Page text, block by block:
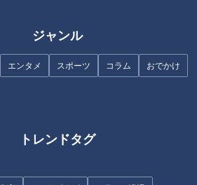
ジャンル
エンタメ スポーツ コラム おでかけ
トレンドタグ
？」
信じ
ラ男
【長編】ピエロと呼ばれた息子
～取材5年 皮膚の難病・道化